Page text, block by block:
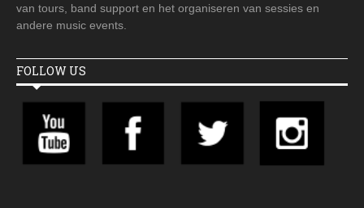
van tours, band support en het organiseren van sessies en
andere music events.
FOLLOW US